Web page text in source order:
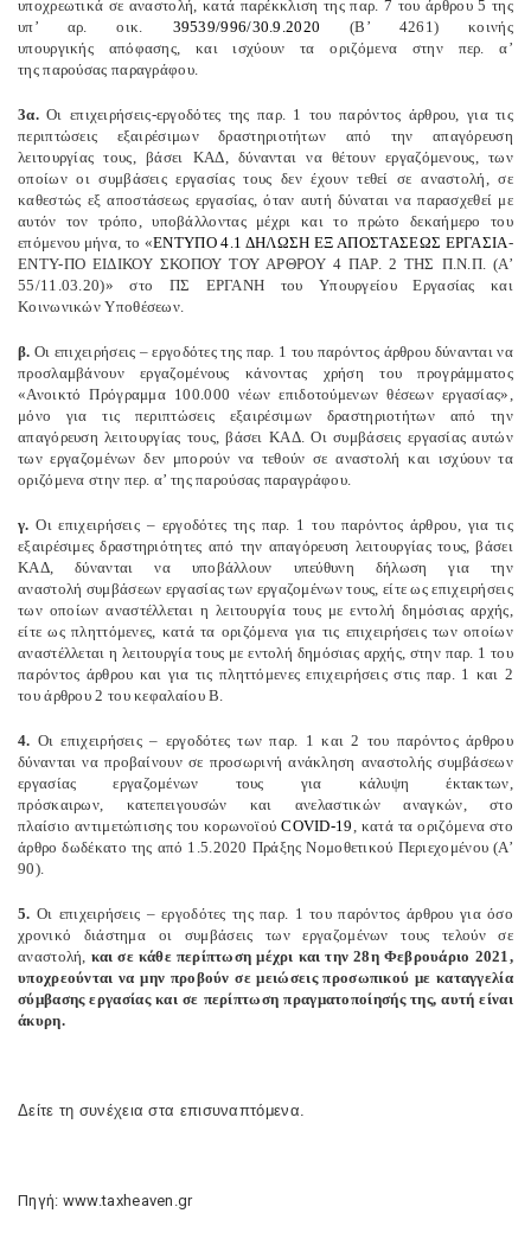
υποχρεωτικά σε αναστολή, κατά παρέκκλιση της παρ. 7 του άρθρου 5 της
υπ’ αρ. οικ. 39539/996/30.9.2020 (Β’ 4261) κοινής
υπουργικής απόφασης, και ισχύουν τα οριζόμενα στην περ. α’
της παρούσας παραγράφου.
3α.Οι επιχειρήσεις-εργοδότες της παρ. 1 του παρόντος άρθρου, για τις
περιπτώσεις εξαιρέσιμων δραστηριοτήτων από την απαγόρευση
λειτουργίας τους, βάσει ΚΑΔ, δύνανται να θέτουν εργαζόμενους, των
οποίων οι συμβάσεις εργασίας τους δεν έχουν τεθεί σε αναστολή, σε
καθεστώς εξ αποστάσεως εργασίας, όταν αυτή δύναται να παρασχεθεί με
αυτόν τον τρόπο, υποβάλλοντας μέχρι και το πρώτο δεκαήμερο του
επόμενου μήνα, το «ΕΝΤΥΠΟ 4.1 ΔΗΛΩΣΗ ΕΞ ΑΠΟΣΤΑΣΕΩΣ ΕΡΓΑΣΙΑ-
ΕΝΤΥ-ΠΟ ΕΙΔΙΚΟΥ ΣΚΟΠΟΥ ΤΟΥ ΑΡΘΡΟΥ 4 ΠΑΡ. 2 ΤΗΣ Π.Ν.Π. (Α’
55/11.03.20)» στο ΠΣ ΕΡΓΑΝΗ του Υπουργείου Εργασίας και
Κοινωνικών Υποθέσεων.
β. Οι επιχειρήσεις – εργοδότες της παρ. 1 του παρόντος άρθρου δύνανται να
προσλαμβάνουν εργαζομένους κάνοντας χρήση του προγράμματος
«Ανοικτό Πρόγραμμα 100.000 νέων επιδοτούμενων θέσεων εργασίας»,
μόνο για τις περιπτώσεις εξαιρέσιμων δραστηριοτήτων από την
απαγόρευση λειτουργίας τους, βάσει ΚΑΔ. Οι συμβάσεις εργασίας αυτών
των εργαζομένων δεν μπορούν να τεθούν σε αναστολή και ισχύουν τα
οριζόμενα στην περ. α’ της παρούσας παραγράφου.
γ. Οι επιχειρήσεις – εργοδότες της παρ. 1 του παρόντος άρθρου, για τις
εξαιρέσιμες δραστηριότητες από την απαγόρευση λειτουργίας τους, βάσει
ΚΑΔ, δύνανται να υποβάλλουν υπεύθυνη δήλωση για την
αναστολή συμβάσεων εργασίας των εργαζομένων τους, είτε ως επιχειρήσεις
των οποίων αναστέλλεται η λειτουργία τους με εντολή δημόσιας αρχής,
είτε ως πληττόμενες, κατά τα οριζόμενα για τις επιχειρήσεις των οποίων
αναστέλλεται η λειτουργία τους με εντολή δημόσιας αρχής, στην παρ. 1 του
παρόντος άρθρου και για τις πληττόμενες επιχειρήσεις στις παρ. 1 και 2
του άρθρου 2 του κεφαλαίου Β.
4. Οι επιχειρήσεις – εργοδότες των παρ. 1 και 2 του παρόντος άρθρου
δύνανται να προβαίνουν σε προσωρινή ανάκληση αναστολής συμβάσεων
εργασίας εργαζομένων τους για κάλυψη έκτακτων,
πρόσκαιρων, κατεπειγουσών και ανελαστικών αναγκών, στο
πλαίσιο αντιμετώπισης του κορωνοϊούCOVID-19, κατά τα οριζόμενα στο
άρθρο δωδέκατο της από 1.5.2020 Πράξης Νομοθετικού Περιεχομένου (Α’
90).
5. Οι επιχειρήσεις – εργοδότες της παρ. 1 του παρόντος άρθρου για όσο
χρονικό διάστημα οι συμβάσεις των εργαζομένων τους τελούν σε
αναστολή, και σε κάθε περίπτωση μέχρι και την 28η Φεβρουάριο 2021,
υποχρεούνται να μην προβούν σε μειώσεις προσωπικού με καταγγελία
σύμβασης εργασίας και σε περίπτωση πραγματοποίησής της, αυτή είναι
άκυρη.
Δείτε τη συνέχεια στα επισυναπτόμενα.
Πηγή: www.taxheaven.gr